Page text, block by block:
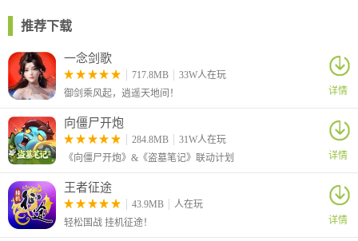
推荐下载
一念剑歌
717.8MB
33W人在玩
御剑乘风起，逍遥天地间！
详情
向僵尸开炮
284.8MB
31W人在玩
《向僵尸开炮》&《盗墓笔记》联动计划
详情
王者征途
43.9MB
人在玩
轻松国战 挂机征途！
详情